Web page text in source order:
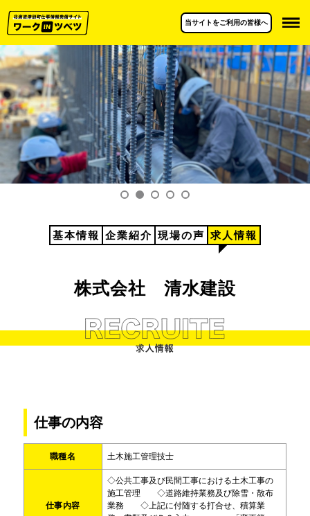
当サイトをご利用の皆様へ
基本情報 企業紹介 現場の声 求人情報
株式会社 清水建設
仕事の内容
職種名 土木施工管理技士
仕事内容
◇公共工事及び民間工事における土木工事の
施工管理 ◇道路維持業務及び除雪・散布
業務 ◇上記に付随する打合せ、積算業